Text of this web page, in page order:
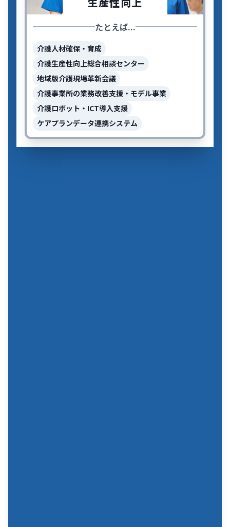
たとえば...
介護人材確保・育成
介護生産性向上総合相談センター
地域版介護現場革新会議
介護事業所の業務改善支援・モデル事業
介護ロボット・ICT導入支援
ケアプランデータ連携システム